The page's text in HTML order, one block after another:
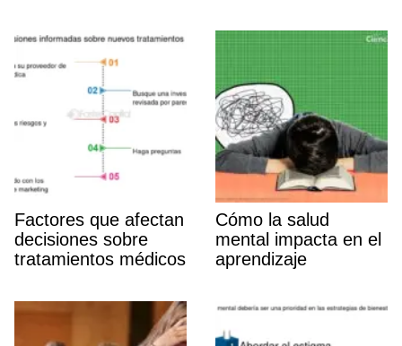
Factores que afectan
decisiones sobre
tratamientos médicos
Cómo la salud
mental impacta en el
aprendizaje